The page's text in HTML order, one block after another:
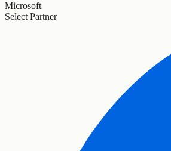
Microsoft
Select Partner